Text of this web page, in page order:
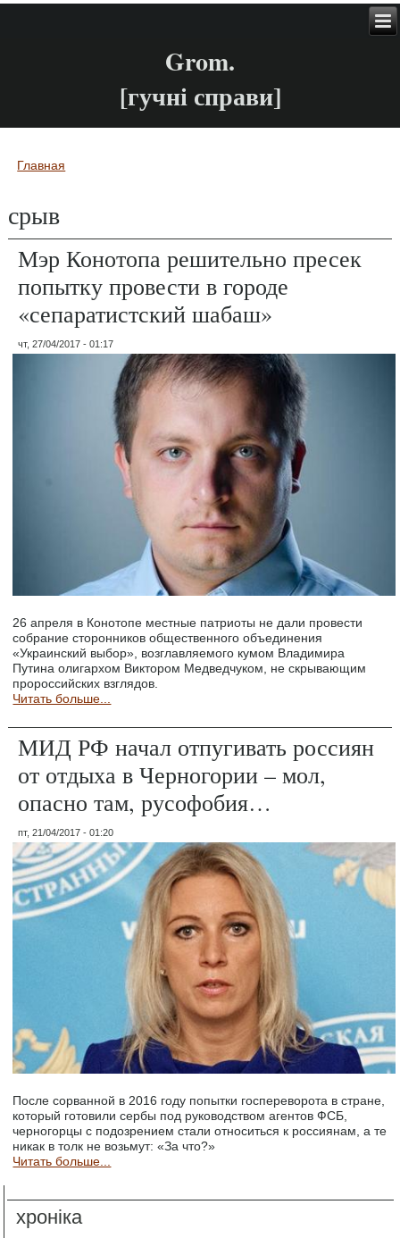
Grom.
[гучні справи]
Вы здесь
Главная
срыв
Мэр Конотопа решительно пресек
попытку провести в городе
«сепаратистский шабаш»
чт, 27/04/2017 - 01:17
26 апреля в Конотопе местные патриоты не дали провести
собрание сторонников общественного объединения
«Украинский выбор», возглавляемого кумом Владимира
Путина олигархом Виктором Медведчуком, не скрывающим
пророссийских взглядов.
Читать больше...
МИД РФ начал отпугивать россиян
от отдыха в Черногории – мол,
опасно там, русофобия…
пт, 21/04/2017 - 01:20
После сорванной в 2016 году попытки госпереворота в стране,
который готовили сербы под руководством агентов ФСБ,
черногорцы с подозрением стали относиться к россиянам, а те
никак в толк не возьмут: «За что?»
Читать больше...
хроніка